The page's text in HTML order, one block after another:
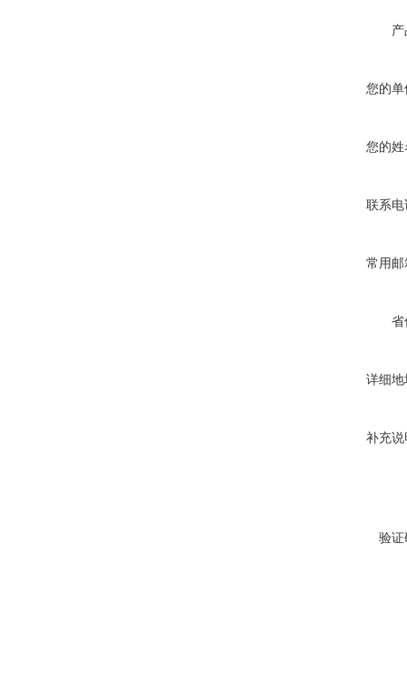
您的单
您的姓
联系电
常用邮
省
详细地
补充说
验证